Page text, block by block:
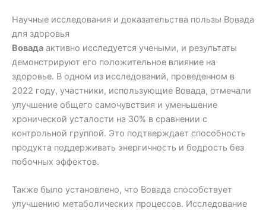
Научные исследования и доказательства пользы Вовада
для здоровья
Вовада активно исследуется учеными, и результаты
демонстрируют его положительное влияние на
здоровье. В одном из исследований, проведенном в
2022 году, участники, использующие Вовада, отмечали
улучшение общего самочувствия и уменьшение
хронической усталости на 30% в сравнении с
контрольной группой. Это подтверждает способность
продукта поддерживать энергичность и бодрость без
побочных эффектов.
Также было установлено, что Вовада способствует
улучшению метаболических процессов. Исследование